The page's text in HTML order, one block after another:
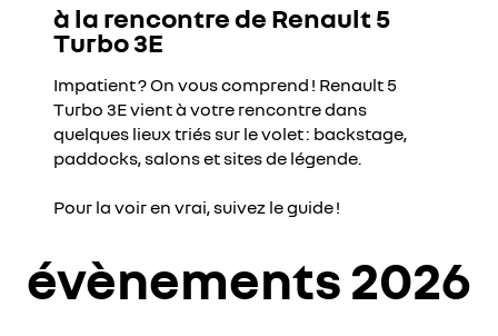
à la rencontre de Renault 5
Turbo 3E
Impatient ? On vous comprend ! Renault 5
Turbo 3E vient à votre rencontre dans
quelques lieux triés sur le volet : backstage,
paddocks, salons et sites de légende.
Pour la voir en vrai, suivez le guide !
évènements 2026